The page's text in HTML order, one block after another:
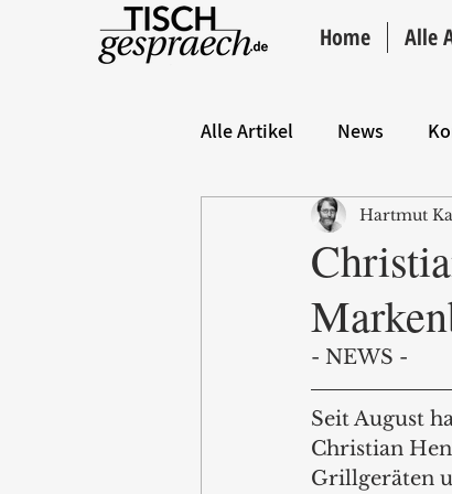
Home Alle
Alle Artikel News
Hintergrund Hartmut
- NEWS -
Seit August
Christian
Grillgeräten